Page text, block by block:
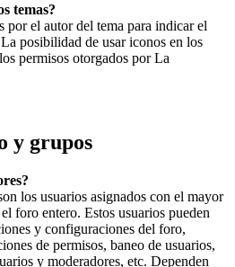
temas?
por el autor del tema para indicar el
posibilidad de usar iconos en los
permisos otorgados por La
y grupos
los usuarios asignados con el mayor
foro entero. Estos usuarios pueden
y configuraciones del foro,
de permisos, baneo de usuarios,
y moderadores, etc. Dependen